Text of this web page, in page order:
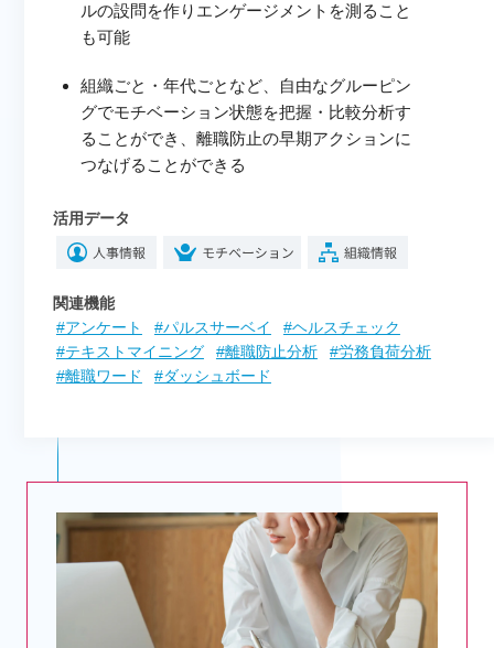
ルの設問を作りエンゲージメントを測ること
も可能
組織ごと・年代ごとなど、自由なグルーピン
グでモチベーション状態を把握・比較分析す
ることができ、離職防止の早期アクションに
つなげることができる
活用データ
関連機能
#アンケート
#パルスサーベイ
#ヘルスチェック
#テキストマイニング
#離職防止分析
#労務負荷分析
#離職ワード
#ダッシュボード